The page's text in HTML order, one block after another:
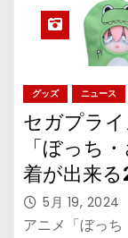
グッズ ニュース
セガプラ
「ぼっち
着が出来
5月 19, 2024
アニメ「ぼっ